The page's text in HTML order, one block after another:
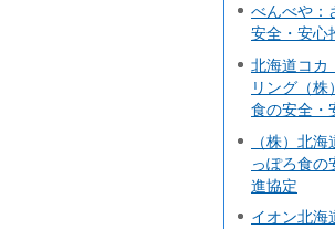
べんべや：
安全・安心
北海道コカ
リング（株
食の安全・
（株）北
っぽろ食の
進協定
イオン北海